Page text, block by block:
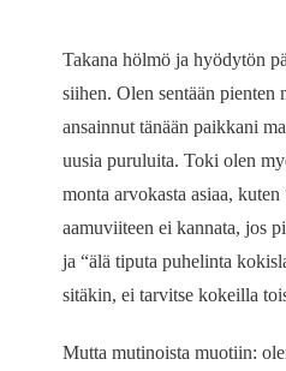
Takana hölmö ja hyödytön
siihen. Olen sentään pienten
ansainnut tänään paikkani
uusia puruluita. Toki olen
monta arvokasta asiaa,
aamuviiteen ei kannata, jos
ja “älä tiputa puhelinta
sitäkin, ei tarvitse kokeilla
Mutta mutinoista muotiin: